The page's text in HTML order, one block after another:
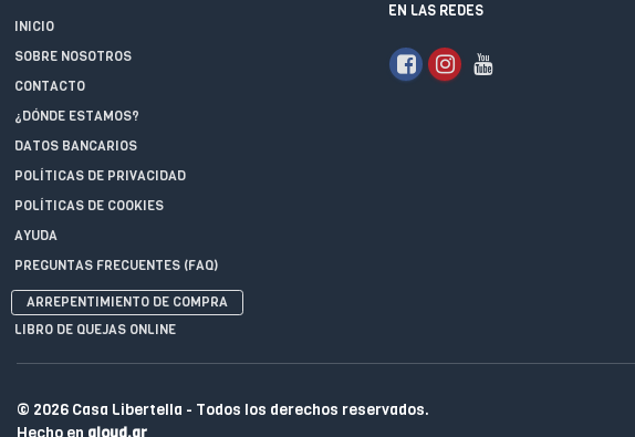
INICIO
SOBRE NOSOTROS
CONTACTO
¿DÓNDE ESTAMOS?
DATOS BANCARIOS
POLÍTICAS DE PRIVACIDAD
POLÍTICAS DE COOKIES
AYUDA
PREGUNTAS FRECUENTES (FAQ)
ARREPENTIMIENTO DE COMPRA
LIBRO DE QUEJAS ONLINE
EN LAS REDES
© 2026 Casa Libertella - Todos los derechos reservados.